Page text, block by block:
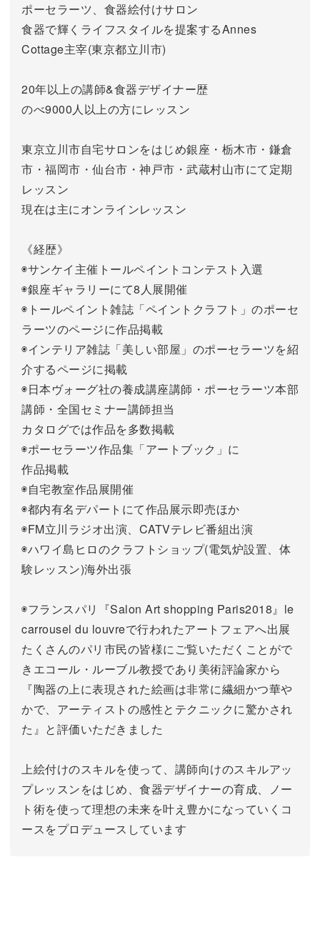
ポーセラーツ、食器絵付けサロン
食器で輝くライフスタイルを提案するAnnes
Cottage主宰(東京都立川市)
20年以上の講師&食器デザイナー歴
のべ9000人以上の方にレッスン
東京立川市自宅サロンをはじめ銀座・栃木市・鎌倉
市・福岡市・仙台市・神戸市・武蔵村山市にて定期
レッスン
現在は主にオンラインレッスン
《経歴》
◉サンケイ主催トールペイントコンテスト入選
◉銀座ギャラリーにて8人展開催
◉トールペイント雑誌「ペイントクラフト」のポーセ
ラーツのページに作品掲載
◉インテリア雑誌「美しい部屋」のポーセラーツを紹
介するページに掲載
◉日本ヴォーグ社の養成講座講師・ポーセラーツ本部
講師・全国セミナー講師担当
カタログでは作品を多数掲載
◉ポーセラーツ作品集「アートブック」に
作品掲載
◉自宅教室作品展開催
◉都内有名デパートにて作品展示即売ほか
◉FM立川ラジオ出演、CATVテレビ番組出演
◉ハワイ島ヒロのクラフトショップ(電気炉設置、体
験レッスン)海外出張
◉フランスパリ『Salon Art shopping Paris2018』le
carrousel du louvreで行われたアートフェアへ出展
たくさんのパリ市民の皆様にご覧いただくことがで
きエコール・ルーブル教授であり美術評論家から
『陶器の上に表現された絵画は非常に繊細かつ華や
かで、アーティストの感性とテクニックに驚かされ
た』と評価いただきました
上絵付けのスキルを使って、講師向けのスキルアッ
プレッスンをはじめ、食器デザイナーの育成、ノー
ト術を使って理想の未来を叶え豊かになっていくコ
ースをプロデュースしています